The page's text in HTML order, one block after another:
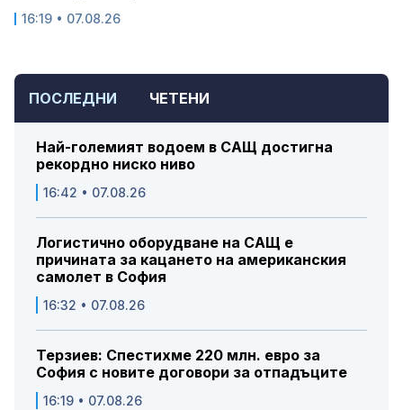
ПОСЛЕДНИ ЧЕТЕНИ
Най-големият водоем в САЩ достигна
рекордно ниско ниво
16:42 • 07.08.26
Логистично оборудване на САЩ е
причината за кацането на американския
самолет в София
16:32 • 07.08.26
Терзиев: Спестихме 220 млн. евро за
София с новите договори за отпадъците
16:19 • 07.08.26
16:19 • 07.08.26